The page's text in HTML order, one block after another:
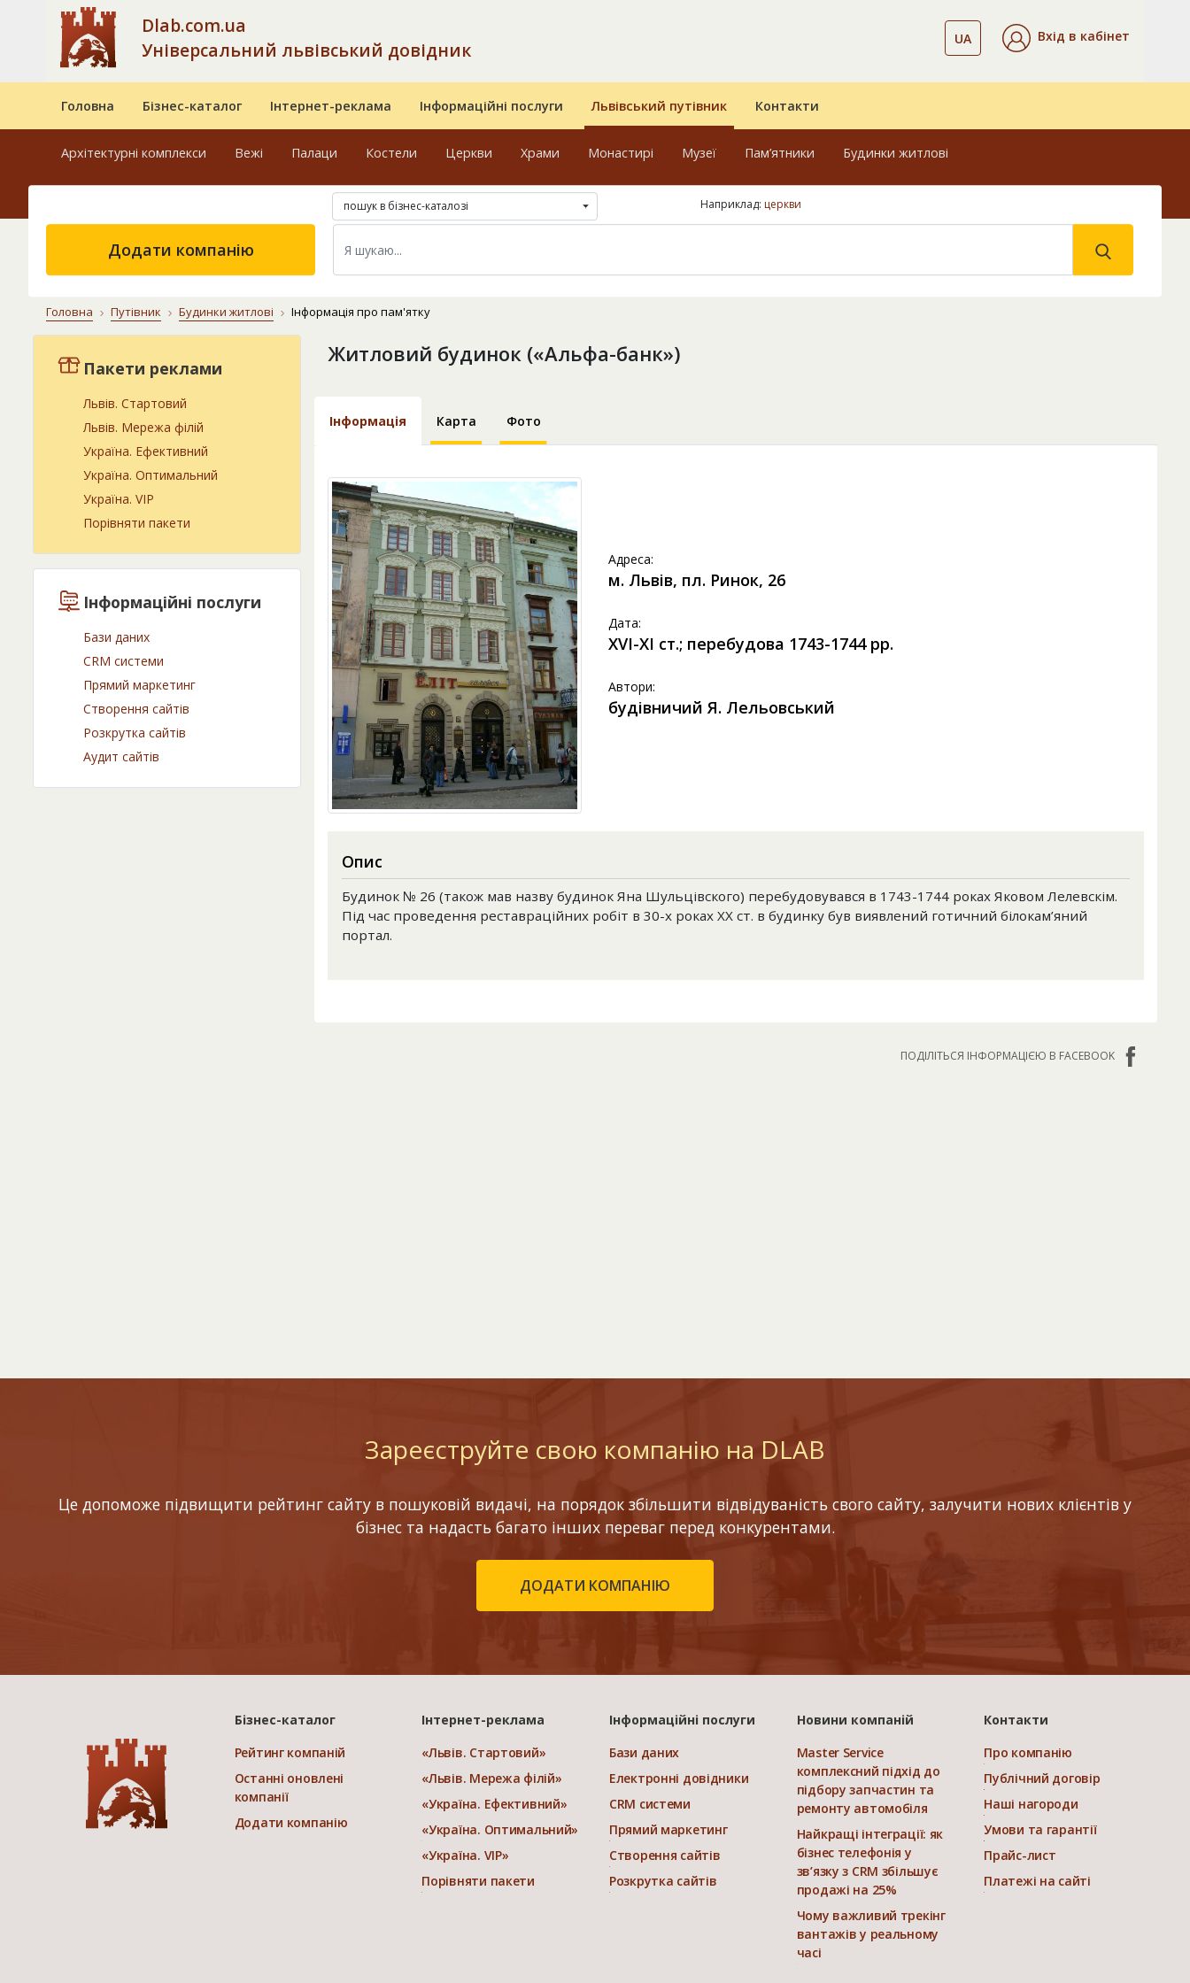
Dlab.com.ua
Універсальний львівський довідник
UA Вхід в кабінет
Головна Бізнес-каталог Інтернет-реклама Інформаційні послуги Львівський путівник Контакти
Архітектурні комплекси Вежі Палаци Костели Церкви Храми Монастирі Музеї Пам’ятники Будинки житлові
пошук в бізнес-каталозі Наприклад: церкви
Додати компанію
Головна Путівник Будинки житлові Інформація про пам'ятку
Пакети реклами
Львів. Cтартовий
Львів. Мережа філій
Україна. Ефективний
Україна. Оптимальний
Україна. VIP
Порівняти пакети
Інформаційні послуги
Бази даних
CRM системи
Прямий маркетинг
Створення сайтів
Розкрутка сайтів
Аудит сайтів
Житловий будинок («Альфа-банк»)
Інформація Карта Фото
Адреса:
м. Львів, пл. Ринок, 26
Дата:
XVІ-XІ ст.; перебудова 1743-1744 pp.
Автори:
будівничий Я. Лельовський
Опис
Будинок № 26 (також мав назву будинок Яна Шульцівского) перебудовувався в 1743-1744 роках Яковом Лелевскім.
Під час проведення реставраційних робіт в 30-х роках XX ст. в будинку був виявлений готичний білокам’яний
портал.
ПОДІЛІТЬСЯ ІНФОРМАЦІЄЮ В FACEBOOK
Зареєструйте свою компанію на DLAB
Це допоможе підвищити рейтинг сайту в пошуковій видачі, на порядок збільшити відвідуваність свого сайту, залучити нових клієнтів у
бізнес та надасть багато інших переваг перед конкурентами.
ДОДАТИ КОМПАНІЮ
Бізнес-каталог
Рейтинг компаній
Останні оновлені
компанії
Додати компанію
Інтернет-реклама
«Львів. Стартовий»
«Львів. Мережа філій»
«Україна. Ефективний»
«Україна. Оптимальний»
«Україна. VIP»
Порівняти пакети
Інформаційні послуги
Бази даних
Електронні довідники
CRM системи
Прямий маркетинг
Створення сайтів
Розкрутка сайтів
Новини компаній
Master Service
комплексний підхід до
підбору запчастин та
ремонту автомобіля
Найкращі інтеграції: як
бізнес телефонія у
зв’язку з CRM збільшує
продажі на 25%
Чому важливий трекінг
вантажів у реальному
часі
Контакти
Про компанію
Публічний договір
Наші нагороди
Умови та гарантії
Прайс-лист
Платежі на сайті